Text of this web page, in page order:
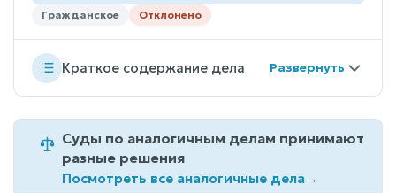
Гражданское Отклонено
Краткое содержание дела
Суды по аналогичным делам принимают
разные решения
Посмотреть все аналогичные дела→